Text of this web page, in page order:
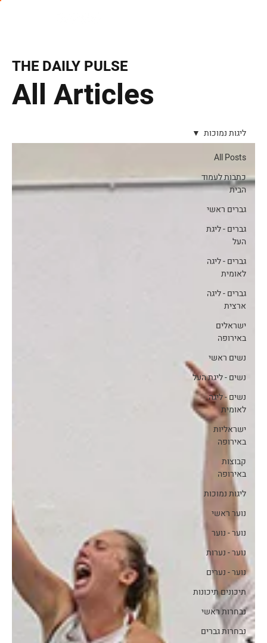
All Articles
THE DAILY PULSE
All Posts
כתבות לעמוד
הבית
גברים ראשי
גברים - ליגת
העל
גברים - ליגה
לאומית
גברים - ליגה
ארצית
ישראלים
באירופה
נשים ראשי
נשים - ליגת העל
נשים - ליגה
לאומית
ישראליות
באירופה
קבוצות
באירופה
ליגות נמוכות
נוער ראשי
נוער - נוער
נוער - נערות
נוער - נערים
תיכונים תיכונות
נבחרות ראשי
נבחרות גברים
ליגות נמוכות